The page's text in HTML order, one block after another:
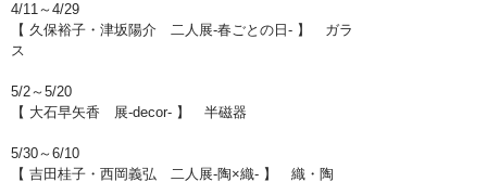
4/11～4/29
【 久保裕子・津坂陽介 二人展-春ごとの日- 】 ガラ
ス
5/2～5/20
【 大石早矢香 展-decor- 】 半磁器
5/30～6/10
【 吉田桂子・西岡義弘 二人展-陶×織- 】 織・陶